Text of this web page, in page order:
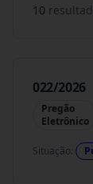
10
022/2026
Pregão
Eletrônico
Situação: